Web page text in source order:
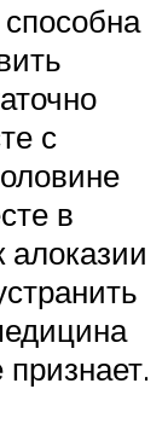
с
в
алоказии